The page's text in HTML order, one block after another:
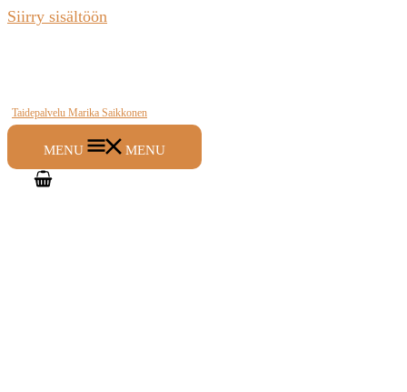
Siirry sisältöön
Taidepalvelu Marika Saikkonen
MENU MENU